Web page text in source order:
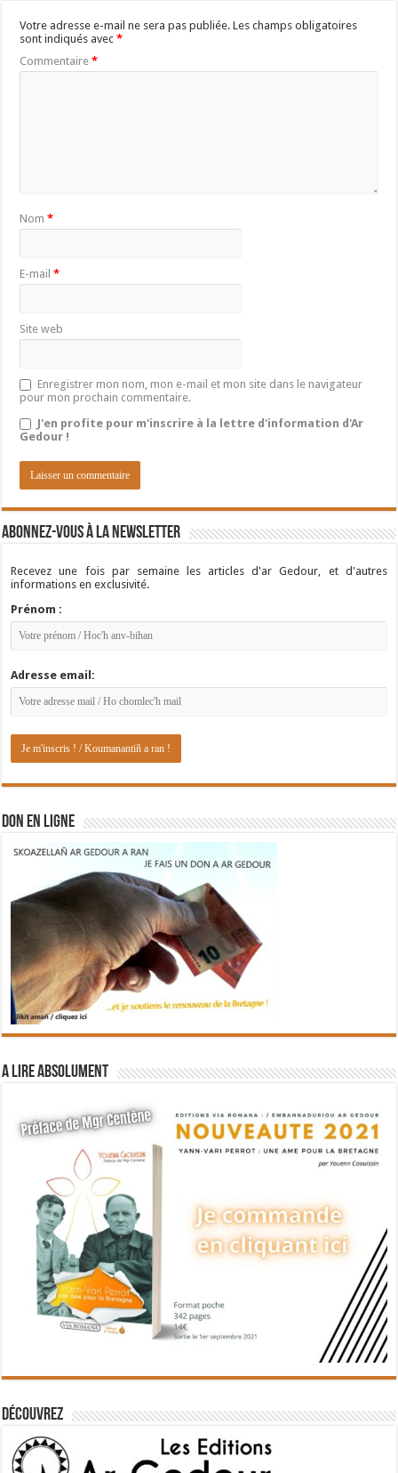
Votre adresse e-mail ne sera pas publiée. Les champs obligatoires
sont indiqués avec*
Commentaire*
Nom*
E-mail*
Site web
Enregistrer mon nom, mon e-mail et mon site dans le navigateur
pour mon prochain commentaire.
J'en profite pour m'inscrire à la lettre d'information d'Ar
Gedour !
Abonnez-vous à la newsletter
Recevez une fois par semaine les articles d'ar Gedour, et d'autres
informations en exclusivité.
Prénom :
Adresse email:
DON EN LIGNE
A lire absolument
Découvrez